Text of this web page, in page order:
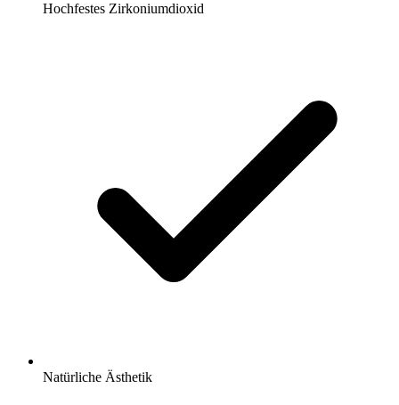
Hochfestes Zirkoniumdioxid
Natürliche Ästhetik